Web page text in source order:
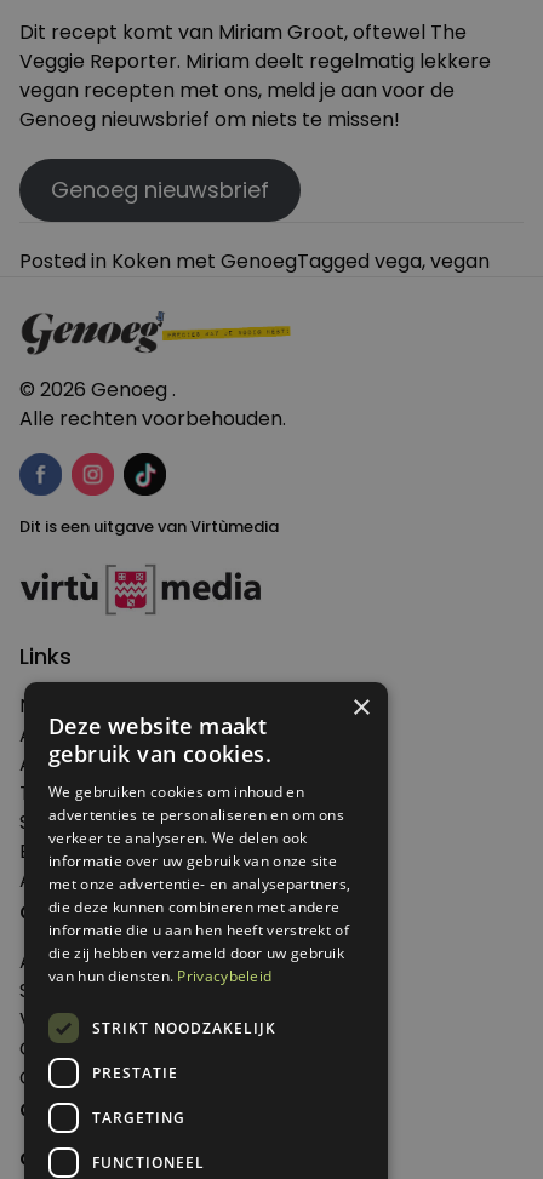
Dit recept komt van Miriam Groot, oftewel The
Veggie Reporter. Miriam deelt regelmatig lekkere
vegan recepten met ons, meld je aan voor de
Genoeg nieuwsbrief om niets te missen!
Genoeg nieuwsbrief
Posted in Koken met GenoegTagged vega,vegan
© 2026 Genoeg .
Alle rechten voorbehouden.
Dit is een uitgave van Virtùmedia
Links
Nieuws
Artikelen
Agenda
Thema's
Shop
Edities
Abonneren
Over Genoeg
Adverteren
Samenwerken
Verkooppunten
Over Genoeg
Contact
Contactgegevens
Genoeg
×
Deze website maakt
gebruik van cookies.
We gebruiken cookies om inhoud en
advertenties te personaliseren en om ons
verkeer te analyseren. We delen ook
informatie over uw gebruik van onze site
met onze advertentie- en analysepartners,
die deze kunnen combineren met andere
informatie die u aan hen heeft verstrekt of
die zij hebben verzameld door uw gebruik
van hun diensten. Privacybeleid
STRIKT NOODZAKELIJK
PRESTATIE
TARGETING
FUNCTIONEEL